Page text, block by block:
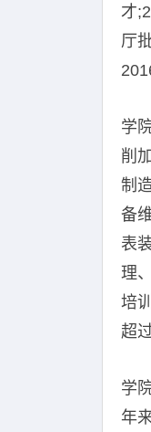
才
厅
学
削
制
备
表
理
培
超
学
年